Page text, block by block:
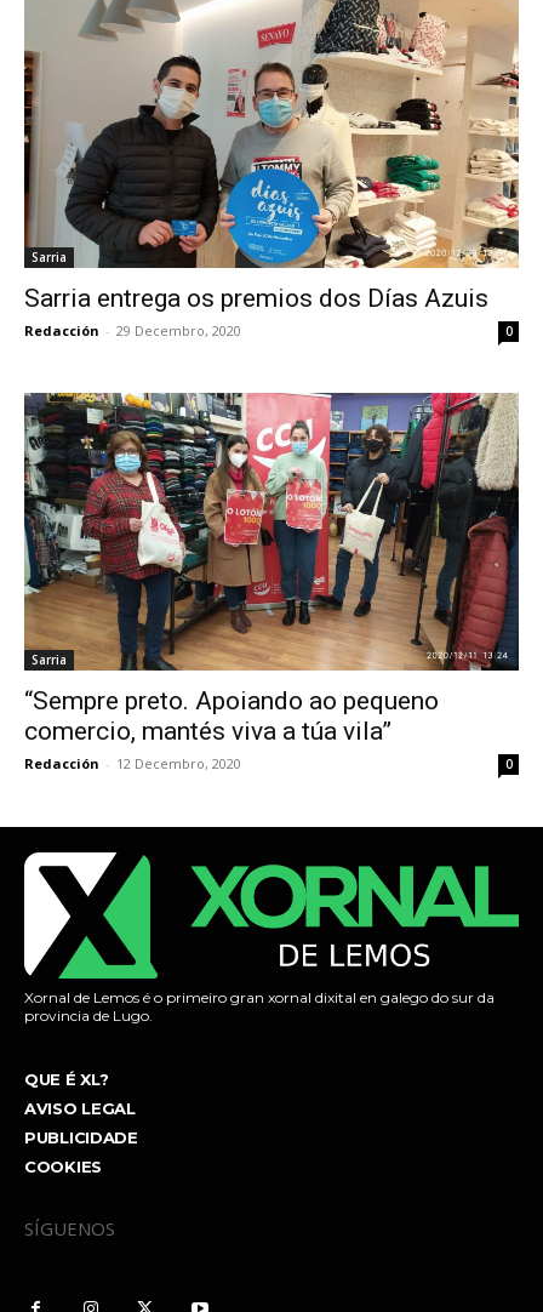
Sarria
Sarria entrega os premios dos Días Azuis
Redacción - 29 Decembro, 2020 0
Sarria
“Sempre preto. Apoiando ao pequeno
comercio, mantés viva a túa vila”
Redacción - 12 Decembro, 2020 0
Xornal de Lemos é o primeiro gran xornal dixital en galego do sur da
provincia de Lugo.
QUE É XL?
AVISO LEGAL
PUBLICIDADE
COOKIES
SÍGUENOS